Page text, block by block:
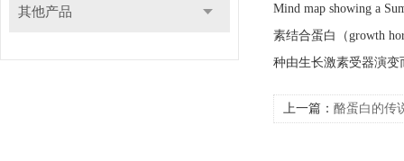
其他产品
Mind map showing a
素结合蛋白（growth
种由生长激素受器演变
上一篇： 酪蛋白的传